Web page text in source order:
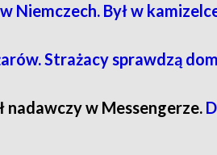
Niemczech. Był w
Strażacy sprawdzą
nadawczy w Messengerze.